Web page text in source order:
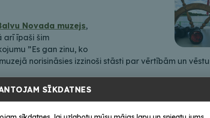
Novada muzejs,
arī īpaši šim
”Es gan zinu, ko
norisināsies izzinoši stāsti par vērtībām un
stāsts”
SĪKDATNES